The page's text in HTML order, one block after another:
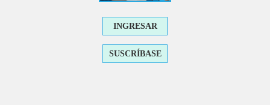
INGRESAR
SUSCRÍBASE